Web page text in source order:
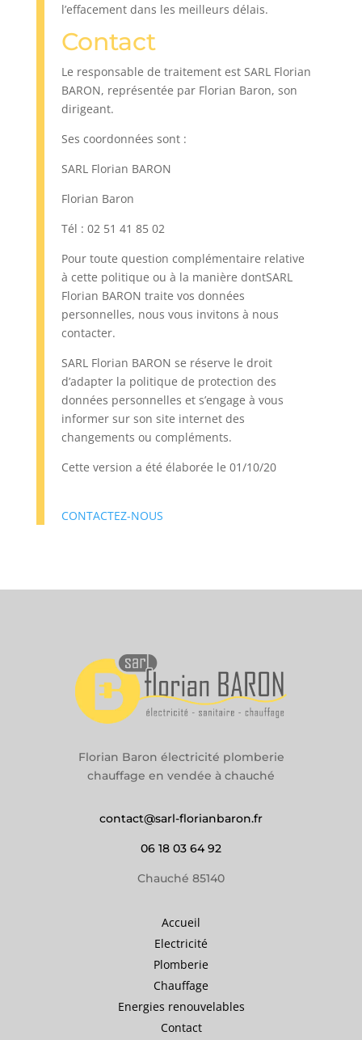
l’effacement dans les meilleurs délais.
Contact
Le responsable de traitement est SARL Florian
BARON, représentée par Florian Baron, son
dirigeant.
Ses coordonnées sont :
SARL Florian BARON
Florian Baron
Tél : 02 51 41 85 02
Pour toute question complémentaire relative
à cette politique ou à la manière dontSARL
Florian BARON traite vos données
personnelles, nous vous invitons à nous
contacter.
SARL Florian BARON se réserve le droit
d’adapter la politique de protection des
données personnelles et s’engage à vous
informer sur son site internet des
changements ou compléments.
Cette version a été élaborée le 01/10/20
CONTACTEZ-NOUS
Florian Baron électricité plomberie
chauffage en vendée à chauché
contact@sarl-florianbaron.fr
06 18 03 64 92
Chauché 85140
Accueil
Electricité
Plomberie
Chauffage
Energies renouvelables
Contact